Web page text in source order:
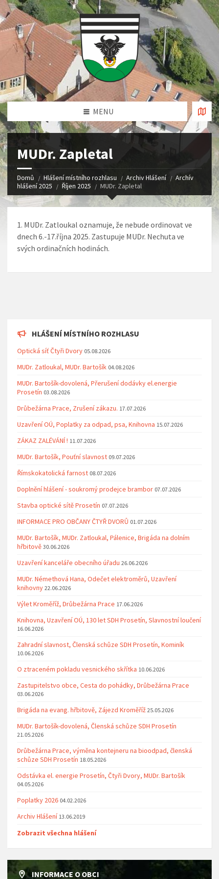
MENU
MUDr. Zapletal
Domů Hlášení místního rozhlasu Archiv Hlášení
Archív
hlášení 2025
Říjen 2025 MUDr. Zapletal
MUDr. Zatloukal oznamuje, že nebude ordinovat ve
dnech 6.-17.října 2025. Zastupuje MUDr. Nechuta ve
svých ordinačních hodinách.
HLÁŠENÍ MÍSTNÍHO ROZHLASU
Optická síť Čtyři Dvory 05.08.2026
MUDr. Zatloukal, MUDr. Bartošík 04.08.2026
MUDr. Bartošík-dovolená, Přerušení dodávky el.energie
Prosetín 03.08.2026
Drůbežárna Prace, Zrušení zákazu. 17.07.2026
Uzavření OÚ, Poplatky za odpad, psa, Knihovna 15.07.2026
ZÁKAZ ZALÉVÁNÍ ! 11.07.2026
MUDr. Bartošík, Pouťní slavnost 09.07.2026
Římskokatolická farnost 08.07.2026
Doplnění hlášení - soukromý prodejce brambor 07.07.2026
Stavba optické sítě Prosetín 07.07.2026
INFORMACE PRO OBČANY ČTYŘ DVORŮ 01.07.2026
MUDr. Bartošík, MUDr. Zatloukal, Pálenice, Brigáda na dolním
hřbitově 30.06.2026
Uzavření kanceláře obecního úřadu 26.06.2026
MUDr. Némethová Hana, Odečet elektroměrů, Uzavření
knihovny 22.06.2026
Výlet Kroměříž, Drůbežárna Prace 17.06.2026
Knihovna, Uzavření OÚ, 130 let SDH Prosetín, Slavnostní loučení
16.06.2026
Zahradní slavnost, Členská schůze SDH Prosetín, Kominík
10.06.2026
O ztraceném pokladu vesnického skřítka 10.06.2026
Zastupitelstvo obce, Cesta do pohádky, Drůbežárna Prace
03.06.2026
Brigáda na evang. hřbitově, Zájezd Kroměříž 25.05.2026
MUDr. Bartošík-dovolená, Členská schůze SDH Prosetín
21.05.2026
Drůbežárna Prace, výměna kontejneru na bioodpad, členská
schůze SDH Prosetín 18.05.2026
Odstávka el. energie Prosetín, Čtyři Dvory, MUDr. Bartošík
04.05.2026
Poplatky 2026 04.02.2026
Archiv Hlášení 13.06.2019
Zobrazit všechna hlášení
INFORMACE O OBCI